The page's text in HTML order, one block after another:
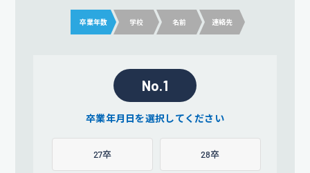
卒業年数 学校 名前 連絡先
No.1
卒業年月日を選択してください
27卒 28卒